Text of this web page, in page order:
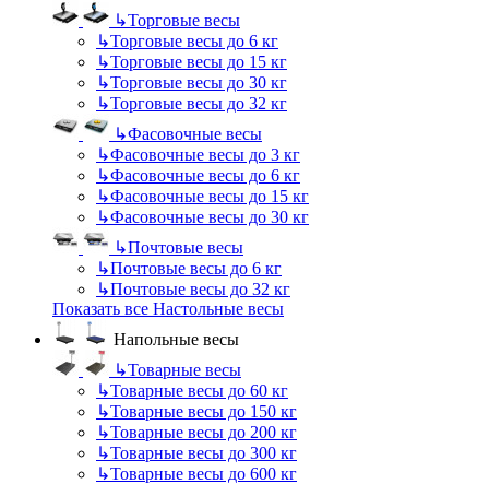
↳Торговые весы
↳Торговые весы до 6 кг
↳Торговые весы до 15 кг
↳Торговые весы до 30 кг
↳Торговые весы до 32 кг
↳Фасовочные весы
↳Фасовочные весы до 3 кг
↳Фасовочные весы до 6 кг
↳Фасовочные весы до 15 кг
↳Фасовочные весы до 30 кг
↳Почтовые весы
↳Почтовые весы до 6 кг
↳Почтовые весы до 32 кг
Показать все Настольные весы
Напольные весы
↳Товарные весы
↳Товарные весы до 60 кг
↳Товарные весы до 150 кг
↳Товарные весы до 200 кг
↳Товарные весы до 300 кг
↳Товарные весы до 600 кг